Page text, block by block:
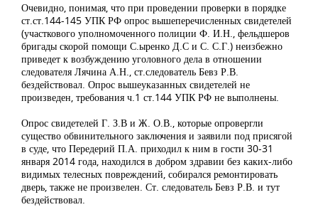
Очевидно, понимая, что при проведении проверки в порядке
ст.ст.144-145 УПК РФ опрос вышеперечисленных свидетелей
(участкового уполномоченного полиции Ф. И.Н., фельдшеров
бригады скорой помощи С.ыренко Д.С и С. С.Г.) неизбежно
приведет к возбуждению уголовного дела в отношении
следователя Лячина А.Н., ст.следователь Бевз Р.В.
бездействовал. Опрос вышеуказанных свидетелей не
произведен, требования ч.1 ст.144 УПК РФ не выполнены.
Опрос свидетелей Г. З.В и Ж. О.В., которые опровергли
существо обвинительного заключения и заявили под присягой
в суде, что Передерий П.А. приходил к ним в гости 30-31
января 2014 года, находился в добром здравии без каких-либо
видимых телесных повреждений, собирался ремонтировать
дверь, также не произвелен. Ст. следователь Бевз Р.В. и тут
бездействовал.